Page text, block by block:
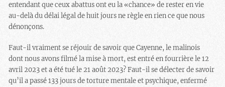
entendant que ceux abattus ont eu la «chance» de rester en vie
au-delà du délai légal de huit jours ne règle en rien ce que nous
dénonçons.
Faut-il vraiment se réjouir de savoir que Cayenne, le malinois
dont nous avons filmé la mise à mort, est entré en fourrière le 12
avril 2023 et a été tué le 21 août 2023? Faut-il se délecter de savoir
qu’il a passé 133 jours de torture mentale et psychique, enfermé